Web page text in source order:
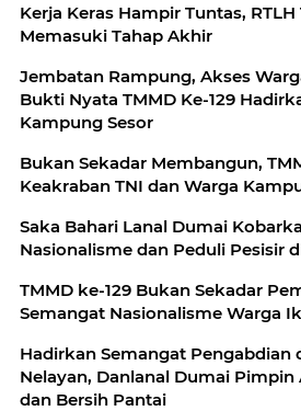
Kerja Keras Hampir Tuntas, RTLH
Memasuki Tahap Akhir
Jembatan Rampung, Akses
Bukti Nyata TMMD Ke-129
Kampung Sesor
Bukan Sekadar Membangun,
Keakraban TNI dan Warga
Saka Bahari Lanal Dumai
Nasionalisme dan Peduli Pesisir
TMMD ke-129 Bukan Sekadar
Semangat Nasionalisme Warga
Hadirkan Semangat Pengabdian
Nelayan, Danlanal Dumai Pimpin
dan Bersih Pantai